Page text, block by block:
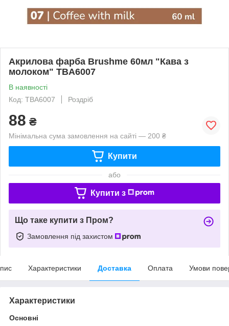
Акрилова фарба Brushme 60мл "Кава з
молоком" TBA6007
В наявності
Код: TBA6007
Роздріб
88 ₴
Мінімальна сума замовлення на сайті — 200 ₴
Купити
або
Купити з
Що таке купити з Пром?
Замовлення під захистом
Характеристики Доставка Оплата Умови
Характеристики
Основні